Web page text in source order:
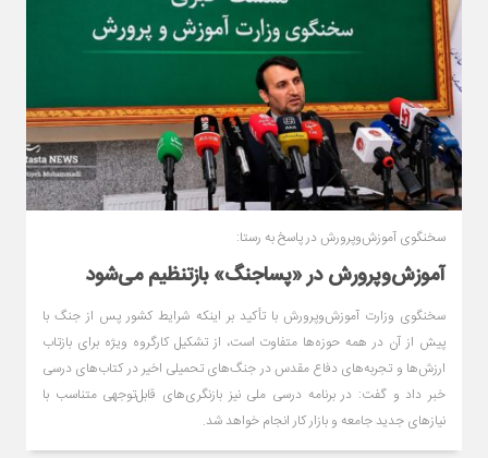
سخنگوی آموزش‌وپرورش در پاسخ به رستا:
آموزش‌وپرورش در «پسا‌جنگ» بازتنظیم می‌شود
سخنگوی وزارت آموزش‌وپرورش با تأکید بر اینکه شرایط کشور پس از جنگ با
پیش از آن در همه حوزه‌ها متفاوت است، از تشکیل کارگروه ویژه برای بازتاب
ارزش‌ها و تجربه‌های دفاع مقدس در جنگ‌های تحمیلی اخیر در کتاب‌های درسی
خبر داد و گفت: در برنامه درسی ملی نیز بازنگری‌های قابل‌توجهی متناسب با
نیازهای جدید جامعه و بازار کار انجام خواهد شد.